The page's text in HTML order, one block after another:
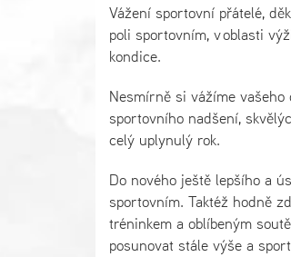
Vážení sportovní přátelé,
poli sportovním, v oblasti
kondice.
Nesmírně si vážíme
sportovního nadšení,
celý uplynulý rok.
Do nového ještě lepšího a
sportovním. Taktéž hodně
tréninkem a oblíbeným
posunovat stále výše a